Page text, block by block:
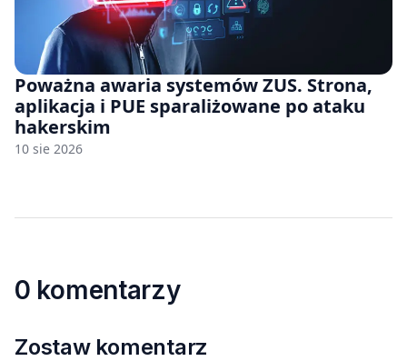
Poważna awaria systemów ZUS. Strona,
aplikacja i PUE sparaliżowane po ataku
hakerskim
10 sie 2026
0 komentarzy
Zostaw komentarz